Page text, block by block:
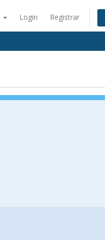
Login Registrar